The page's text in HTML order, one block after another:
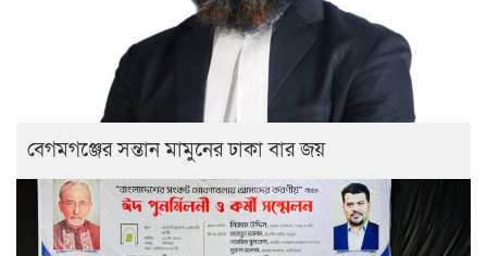
বেগমগঞ্জের সন্তান মামুনের ঢাকা বার জয়